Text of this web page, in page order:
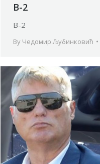
B-2
B-2
By Чедомир Љубинковић